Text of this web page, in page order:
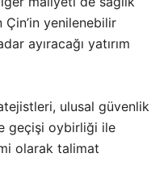
Çin’in yenilenebilir
ayıracağı yatırım
ulusal güvenlik
geçişi oybirliği ile
olarak talimat